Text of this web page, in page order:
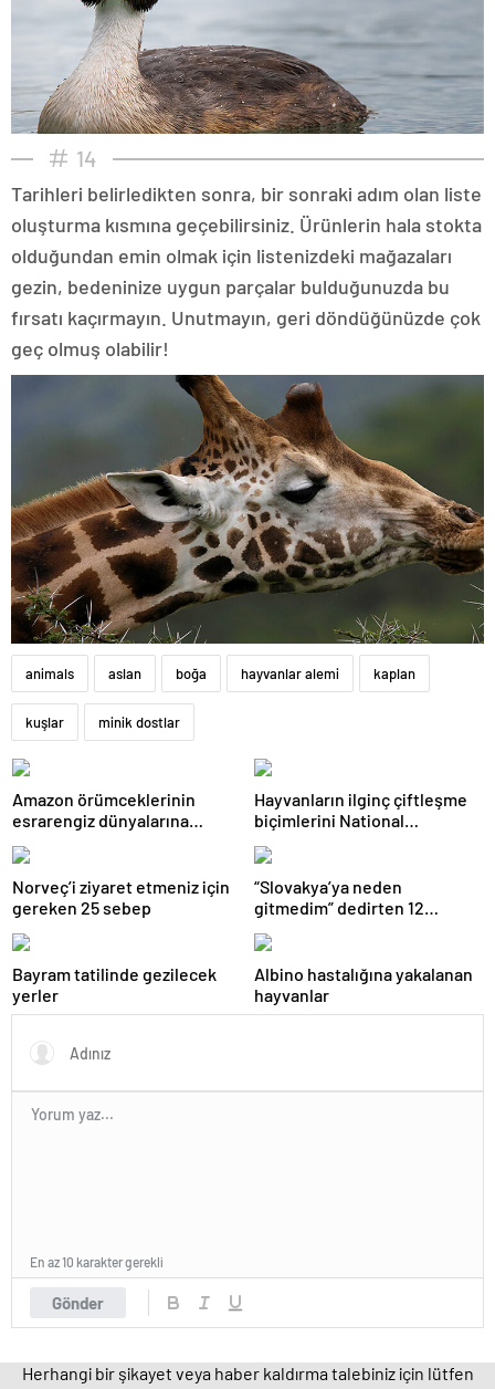
14
Tarihleri belirledikten sonra, bir sonraki adım olan liste
oluşturma kısmına geçebilirsiniz. Ürünlerin hala stokta
olduğundan emin olmak için listenizdeki mağazaları
gezin, bedeninize uygun parçalar bulduğunuzda bu
fırsatı kaçırmayın. Unutmayın, geri döndüğünüzde çok
geç olmuş olabilir!
animals aslan boğa hayvanlar alemi kaplan
kuşlar minik dostlar
Amazon örümceklerinin
esrarengiz dünyalarına
Hayvanların ilginç çiftleşme
biçimlerini National
Norveç’i ziyaret etmeniz için
gereken 25 sebep
“Slovakya’ya neden
gitmedim” dedirten 12
Bayram tatilinde gezilecek
yerler
Albino hastalığına yakalanan
hayvanlar
Gönder
En az 10 karakter gerekli
Herhangi bir şikayet veya haber kaldırma talebiniz için lütfen